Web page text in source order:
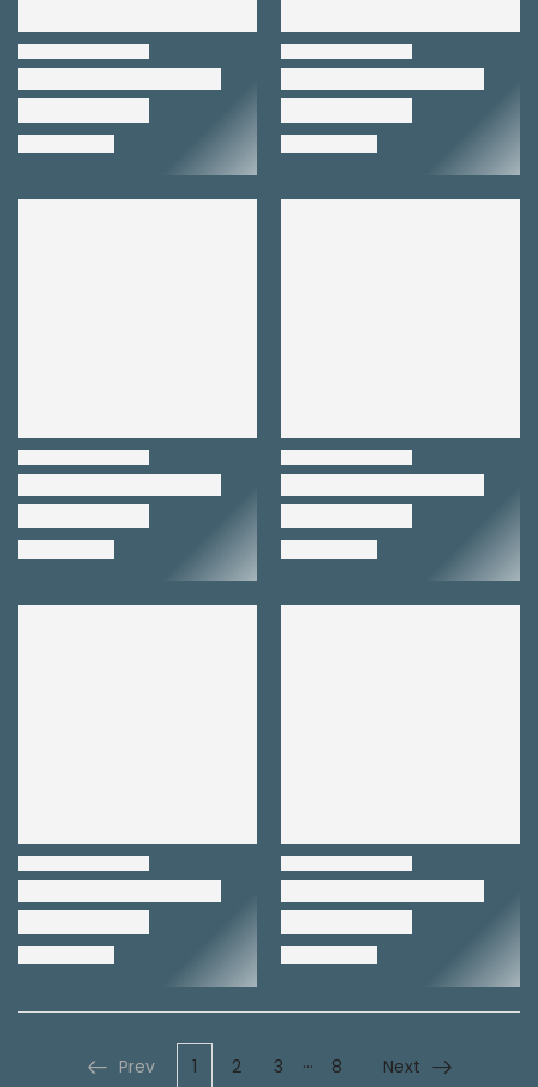
Prev 1 2 3 … 8 Next